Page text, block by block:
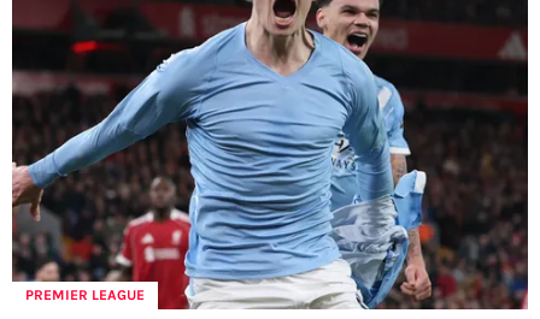
compañía perteneciente a Better Collective.
Todos los derechos reservados
PREMIER LEAGUE